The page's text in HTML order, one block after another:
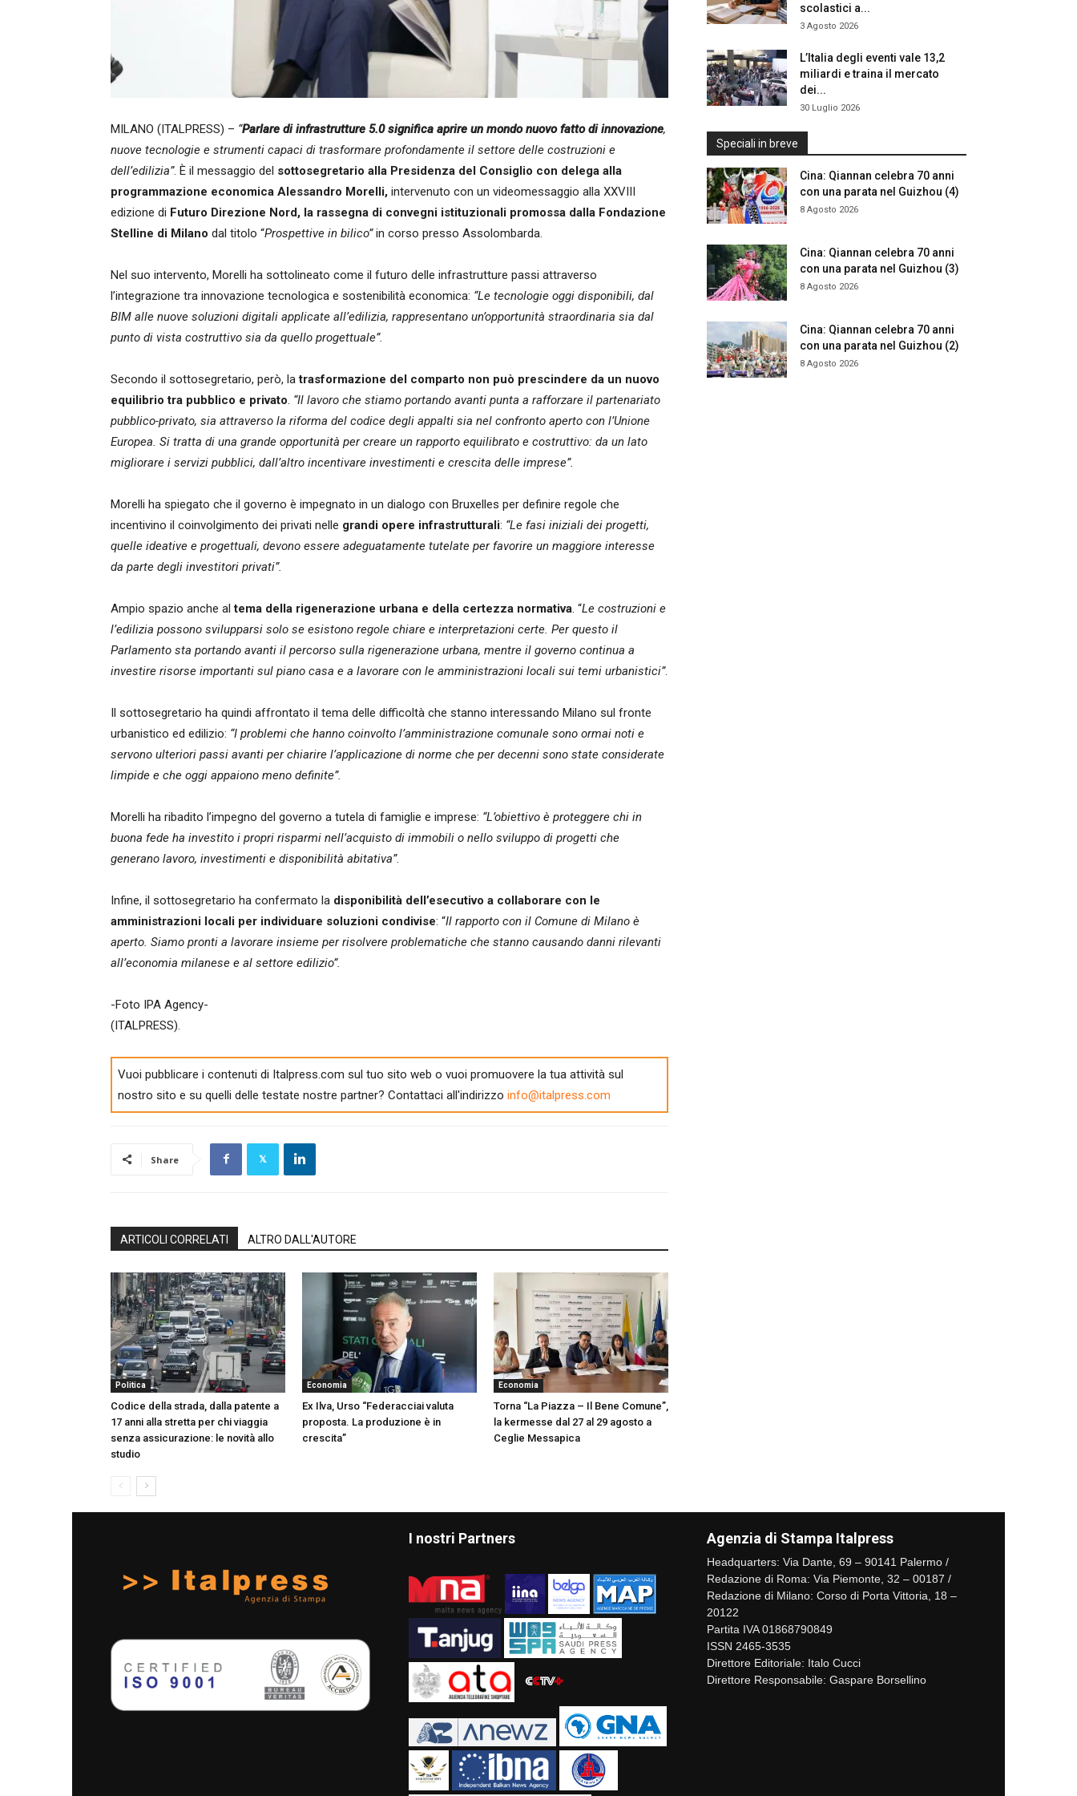
MILANO (ITALPRESS) – “Parlare di infrastrutture 5.0 significa aprire un mondo nuovo fatto di innovazione,
nuove tecnologie e strumenti capaci di trasformare profondamente il settore delle costruzioni e
dell’edilizia”. È il messaggio del sottosegretario alla Presidenza del Consiglio con delega alla
programmazione economica Alessandro Morelli, intervenuto con un videomessaggio alla XXVIII
edizione di Futuro Direzione Nord, la rassegna di convegni istituzionali promossa dalla Fondazione
Stelline di Milano dal titolo “Prospettive in bilico”in corso presso Assolombarda.
Nel suo intervento, Morelli ha sottolineato come il futuro delle infrastrutture passi attraverso
l’integrazione tra innovazione tecnologica e sostenibilità economica: “Le tecnologie oggi disponibili, dal
BIM alle nuove soluzioni digitali applicate all’edilizia, rappresentano un’opportunità straordinaria sia dal
punto di vista costruttivo sia da quello progettuale”.
Secondo il sottosegretario, però, latrasformazione del comparto non può prescindere da un nuovo
equilibrio tra pubblico e privato. “Il lavoro che stiamo portando avanti punta a rafforzare il partenariato
pubblico-privato, sia attraverso la riforma del codice degli appalti sia nel confronto aperto con l’Unione
Europea. Si tratta di una grande opportunità per creare un rapporto equilibrato e costruttivo: da un lato
migliorare i servizi pubblici, dall’altro incentivare investimenti e crescita delle imprese”.
Morelli ha spiegato che il governo è impegnato in un dialogo con Bruxelles per definire regole che
incentivino il coinvolgimento dei privati nelle grandi opere infrastrutturali: “Le fasi iniziali dei progetti,
quelle ideative e progettuali, devono essere adeguatamente tutelate per favorire un maggiore interesse
da parte degli investitori privati”.
Ampio spazio anche altema della rigenerazione urbana e della certezza normativa. “Le costruzioni e
l’edilizia possono svilupparsi solo se esistono regole chiare e interpretazioni certe. Per questo il
Parlamento sta portando avanti il percorso sulla rigenerazione urbana, mentre il governo continua a
investire risorse importanti sul piano casa e a lavorare con le amministrazioni locali sui temi urbanistici”.
Il sottosegretario ha quindi affrontato il tema delle difficoltà che stanno interessando Milano sul fronte
urbanistico ed edilizio: “I problemi che hanno coinvolto l’amministrazione comunale sono ormai noti e
servono ulteriori passi avanti per chiarire l’applicazione di norme che per decenni sono state considerate
limpide e che oggi appaiono meno definite”.
Morelli ha ribadito l’impegno del governo a tutela di famiglie e imprese: “L’obiettivo è proteggere chi in
buona fede ha investito i propri risparmi nell’acquisto di immobili o nello sviluppo di progetti che
generano lavoro, investimenti e disponibilità abitativa”.
Infine, il sottosegretario ha confermato la disponibilità dell’esecutivo a collaborare con le
amministrazioni locali per individuare soluzioni condivise: “Il rapporto con il Comune di Milano è
aperto. Siamo pronti a lavorare insieme per risolvere problematiche che stanno causando danni rilevanti
all’economia milanese e al settore edilizio”.
-Foto IPA Agency-
(ITALPRESS).
Vuoi pubblicare i contenuti di Italpress.com sul tuo sito web o vuoi promuovere la tua attività sul
nostro sito e su quelli delle testate nostre partner? Contattaci all'indirizzo info@italpress.com
Share
ARTICOLI CORRELATI ALTRO DALL'AUTORE
Politica
Codice della strada, dalla patente a
17 anni alla stretta per chi viaggia
senza assicurazione: le novità allo
studio
Economia
Ex Ilva, Urso “Federacciai valuta
proposta. La produzione è in
crescita”
Economia
Torna “La Piazza – Il Bene Comune”,
la kermesse dal 27 al 29 agosto a
Ceglie Messapica
scolastici a...
3 Agosto 2026
L’Italia degli eventi vale 13,2
miliardi e traina il mercato
dei...
30 Luglio 2026
Speciali in breve
Cina: Qiannan celebra 70 anni
con una parata nel Guizhou (4)
8 Agosto 2026
Cina: Qiannan celebra 70 anni
con una parata nel Guizhou (3)
8 Agosto 2026
Cina: Qiannan celebra 70 anni
con una parata nel Guizhou (2)
8 Agosto 2026
I nostri Partners Agenzia di Stampa Italpress
Headquarters: Via Dante, 69 – 90141 Palermo /
Redazione di Roma: Via Piemonte, 32 – 00187 /
Redazione di Milano: Corso di Porta Vittoria, 18 –
20122
Partita IVA 01868790849
ISSN 2465-3535
Direttore Editoriale: Italo Cucci
Direttore Responsabile: Gaspare Borsellino